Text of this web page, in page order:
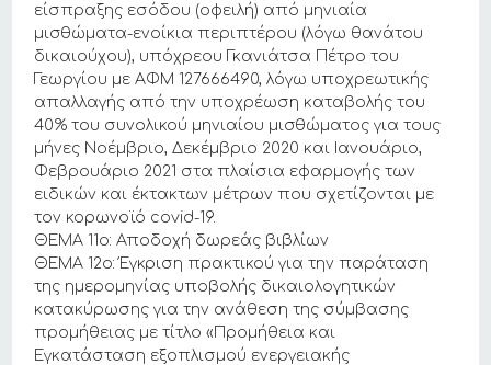
είσπραξης εσόδου (οφειλή) από μηνιαία
μισθώματα-ενοίκια περιπτέρου (λόγω θανάτου
δικαιούχου), υπόχρεου Γκανιάτσα Πέτρο του
Γεωργίου με ΑΦΜ 127666490, λόγω υποχρεωτικής
απαλλαγής από την υποχρέωση καταβολής του
40% του συνολικού μηνιαίου μισθώματος για τους
μήνες Νοέμβριο, Δεκέμβριο 2020 και Ιανουάριο,
Φεβρουάριο 2021 στα πλαίσια εφαρμογής των
ειδικών και έκτακτων μέτρων που σχετίζονται με
τον κορωνοϊό covid-19.
ΘΕΜΑ 11ο: Αποδοχή δωρεάς βιβλίων
ΘΕΜΑ 12ο: Έγκριση πρακτικού για την παράταση
της ημερομηνίας υποβολής δικαιολογητικών
κατακύρωσης για την ανάθεση της σύμβασης
προμήθειας με τίτλο «Προμήθεια και
Εγκατάσταση εξοπλισμού ενεργειακής